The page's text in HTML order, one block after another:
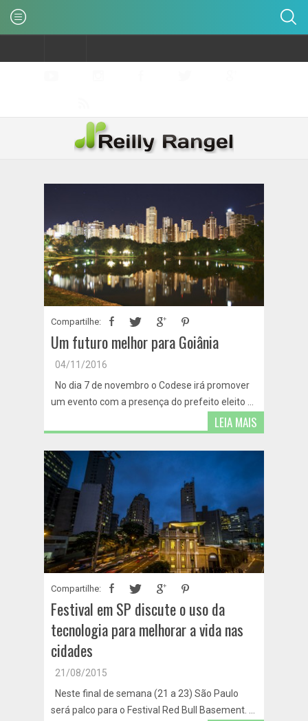
Compartilhe:
Um futuro melhor para Goiânia
04/11/2016
No dia 7 de novembro o Codese irá promover
um evento com a presença do prefeito eleito ...
LEIA MAIS
Compartilhe:
Festival em SP discute o uso da
tecnologia para melhorar a vida nas
cidades
21/08/2015
Neste final de semana (21 a 23) São Paulo
será palco para o Festival Red Bull Basement. ...